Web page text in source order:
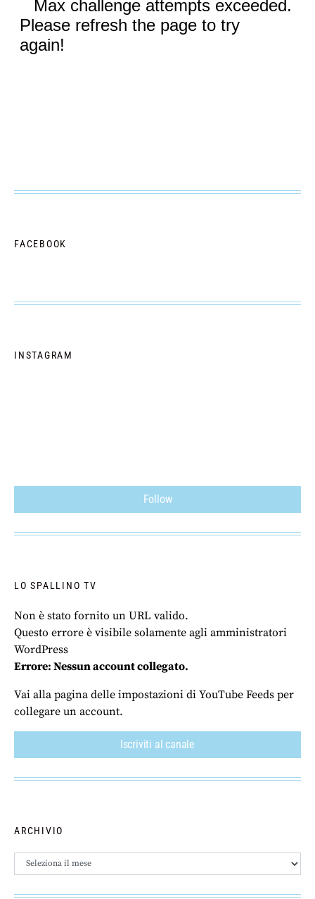
FACEBOOK
INSTAGRAM
Follow
LO SPALLINO TV
Non è stato fornito un URL valido.
Questo errore è visibile solamente agli amministratori
WordPress
Errore: Nessun account collegato.
Vai alla pagina delle impostazioni di YouTube Feeds per
collegare un account.
Iscriviti al canale
ARCHIVIO
Archivio